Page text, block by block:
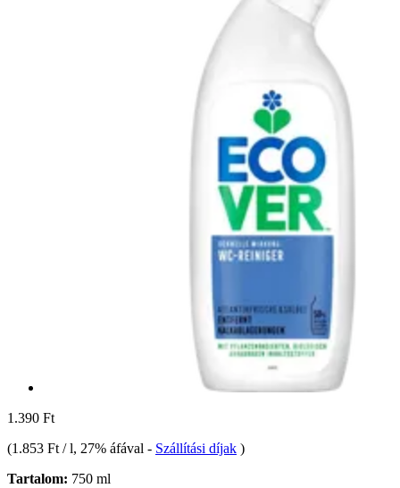
1.390 Ft
(1.853 Ft / l, 27% áfával - Szállítási díjak )
Tartalom: 750 ml